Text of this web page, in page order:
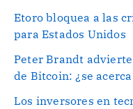
Etoro bloquea a las
para Estados Unidos
Peter Brandt
de Bitcoin: ¿se
Los inversores en